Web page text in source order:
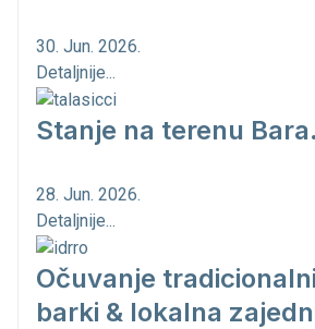
30. Jun. 2026.
Detaljnije...
Stanje na terenu
28. Jun. 2026.
Detaljnije...
Očuvanje
barki & lokalna